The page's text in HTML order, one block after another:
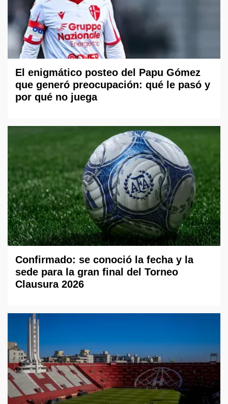
El enigmático posteo del Papu Gómez
que generó preocupación: qué le pasó y
por qué no juega
Confirmado: se conoció la fecha y la
sede para la gran final del Torneo
Clausura 2026